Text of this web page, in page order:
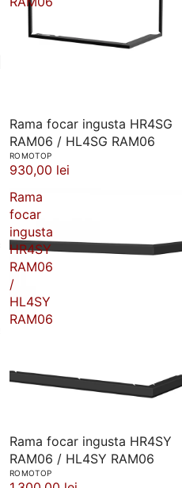
Rama focar ingusta HR4SG
RAM06 / HL4SG RAM06
ROMOTOP
930,00 lei
Rama
focar
ingusta
HR4SY
RAM06
/
HL4SY
RAM06
Rama focar ingusta HR4SY
RAM06 / HL4SY RAM06
ROMOTOP